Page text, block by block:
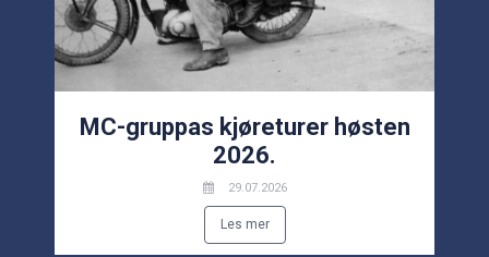
MC-gruppas kjøreturer høsten
2026.
29.07.2026
Les mer